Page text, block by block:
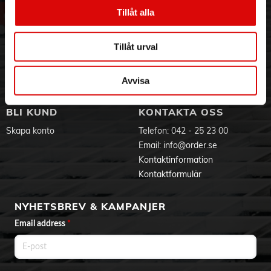
Tillåt alla
Tillåt urval
Avvisa
LED Garden Plug & Play har pga uppdaterade EU-direktiv fått
nya 12V-kontakter på kablarna (se produktbilder). För gamla
system som kompletteras med nytt finns övergångar.
Visselblåsning
Aktuellt på Order
Service & Support
Godsefterlysning & Felleverans
Integritetspolicy
Om cookies
BLI KUND
Skapa konto
KONTAKTA OSS
Telefon: 042 - 25 23 00
Email: info@order.se
Kontaktinformation
Kontaktformulär
NYHETSBREV & KAMPANJER
Email address *